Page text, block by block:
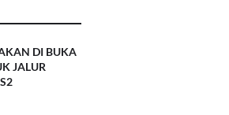
DI BUKA
JALUR